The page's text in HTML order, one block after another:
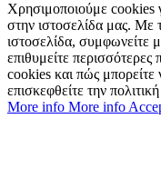
Χρησιμοποιούμε cookies
στην ιστοσελίδα μας. Με
ιστοσελίδα, συμφωνείτε
επιθυμείτε
cookies και πώς μπορείτε
επισκεφθείτε την
More info More info